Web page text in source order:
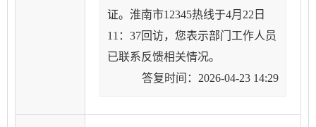
证。淮南市12345热线于4月22日
11：37回访，您表示部门工作人员
已联系反馈相关情况。
答复时间：2026-04-23 14:29